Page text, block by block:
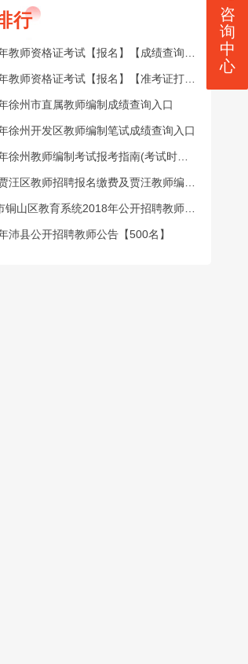
行
格证考试【报名】【成绩查询】【合格证查询】【普通话成绩查询】窗口
证考试【报名】【准考证打印】【成绩查询】【合格证查询】【普通话成绩查询】窗口
徐州市直属教师编制成绩查询入口
徐州开发区教师编制笔试成绩查询入口
徐州教师编制考试报考指南(考试时间内容 )
区教师招聘报名缴费及贾汪教师编制准考证打印入口
山区教育系统2018年公开招聘教师公告【525名】
沛县公开招聘教师公告【500名】
咨
询
中
心